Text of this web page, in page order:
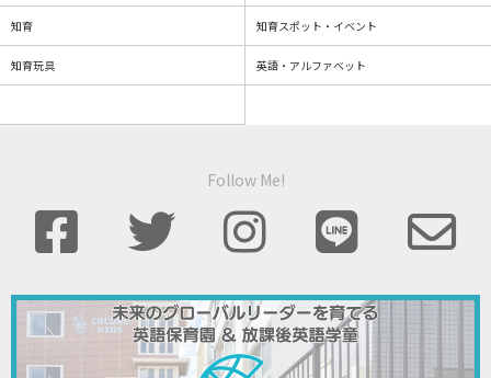
知育 知育スポット・イベント
知育玩具 英語・アルファベット
Follow Me!